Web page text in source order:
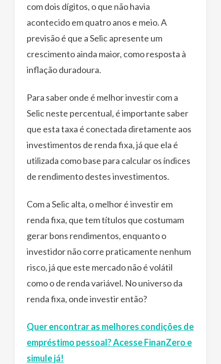
com dois dígitos, o que não havia
acontecido em quatro anos e meio. A
previsão é que a Selic apresente um
crescimento ainda maior, como resposta à
inflação duradoura.
Para saber onde é melhor investir com a
Selic neste percentual, é importante saber
que esta taxa é conectada diretamente aos
investimentos de renda fixa, já que ela é
utilizada como base para calcular os índices
de rendimento destes investimentos.
Com a Selic alta, o melhor é investir em
renda fixa, que tem títulos que costumam
gerar bons rendimentos, enquanto o
investidor não corre praticamente nenhum
risco, já que este mercado não é volátil
como o de renda variável. No universo da
renda fixa, onde investir então?
Quer encontrar as melhores condições de
empréstimo pessoal? Acesse FinanZero e
simule já!